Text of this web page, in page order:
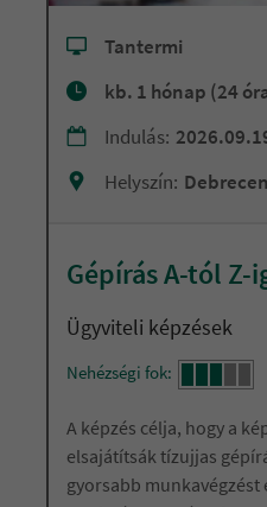
Tantermi
kb. 1 hónap (24
Indulás:
Helyszín: Debrecen
Gépírás A-tól Z-
Ügyviteli képzések
Nehézségi fok:
A képzés célja, hogy a
elsajátítsák tízujjas
gyorsabb